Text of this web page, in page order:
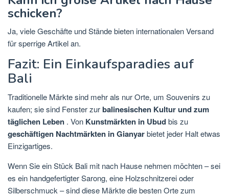
schicken?
Ja, viele Geschäfte und Stände bieten internationalen Versand
für sperrige Artikel an.
Fazit: Ein Einkaufsparadies auf
Bali
Traditionelle Märkte sind mehr als nur Orte, um Souvenirs zu
kaufen; sie sind Fenster zurbalinesischen Kultur und zum
täglichen Leben . Von Kunstmärkten in Ubudbis zu
geschäftigen Nachtmärkten in Gianyarbietet jeder Halt etwas
Einzigartiges.
Wenn Sie ein Stück Bali mit nach Hause nehmen möchten – sei
es ein handgefertigter Sarong, eine Holzschnitzerei oder
Silberschmuck – sind diese Märkte die besten Orte zum